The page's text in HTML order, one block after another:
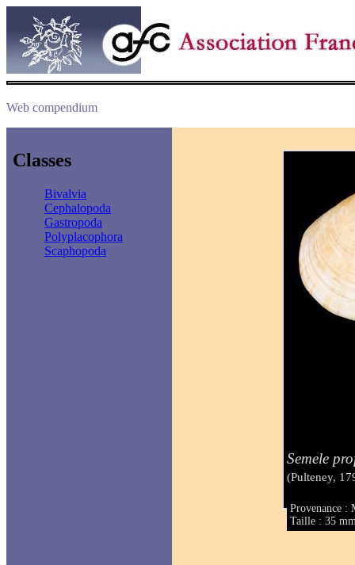
Web compendium
Classes
Bivalvia
Cephalopoda
Gastropoda
Polyplacophora
Scaphopoda
Semele
(Pulteney,
Provenance :
Taille : 35